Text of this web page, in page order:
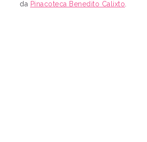
da Pinacoteca Benedito Calixto